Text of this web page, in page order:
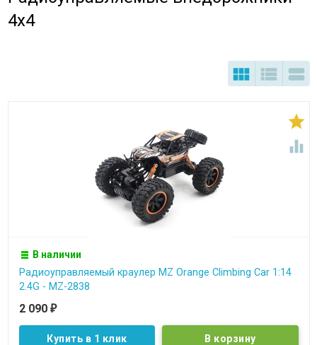
4х4
  


В наличии
Радиоуправляемый краулер MZ Orange Climbing Car 1:14
2.4G - MZ-2838
2 090 ₽
Купить в 1 клик